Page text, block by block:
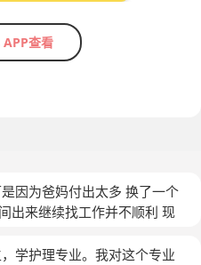
APP查看
因为爸妈付出太多 换了一个
出来继续找工作并不顺利 现
学护理专业。我对这个专业